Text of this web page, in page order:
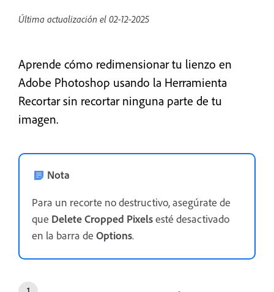
Última actualización el 02-12-2025
Aprende cómo redimensionar tu lienzo en
Adobe Photoshop usando la Herramienta
Recortar sin recortar ninguna parte de tu
imagen.
Nota
Para un recorte no destructivo, asegúrate de
que Delete Cropped Pixelsesté desactivado
en la barra de Options.